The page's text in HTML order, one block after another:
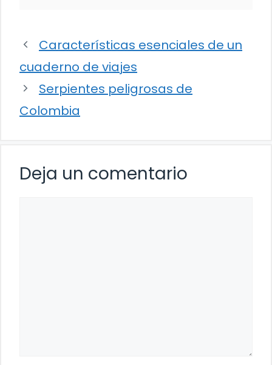
Características esenciales de un
cuaderno de viajes
Serpientes peligrosas de
Colombia
Deja un comentario